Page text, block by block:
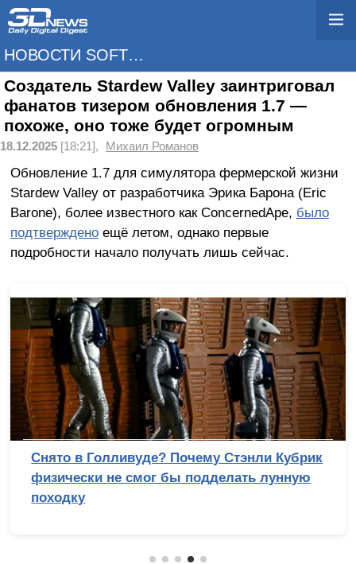
НОВОСТИ SOFTWARE
Создатель Stardew Valley заинтриговал
фанатов тизером обновления 1.7 —
похоже, оно тоже будет огромным
18.12.2025 [18:21], Михаил Романов
Обновление 1.7 для симулятора фермерской жизни
Stardew Valley от разработчика Эрика Барона (Eric
Barone), более известного как ConcernedApe, было
подтвержденоещё летом, однако первые
подробности начало получать лишь сейчас.
Снято в Голливуде? Почему Стэнли Кубрик
физически не смог бы подделать лунную
походку